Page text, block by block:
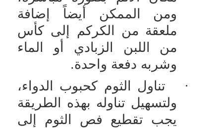
ومن الممكن أيضاً إضافة
ملعقة من الكركم إلى كأس
من اللبن الزبادي أو الماء
وشربه دفعة واحدة.
·
تناول الثوم كحبوب الدواء،
ولتسهيل تناوله بهذه الطريقة
يجب تقطيع فص الثوم إلى